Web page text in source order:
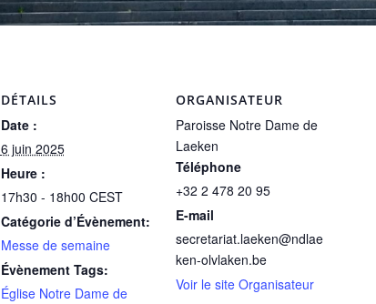
DÉTAILS
Date :
6 juin 2025
Heure :
17h30 - 18h00 CEST
Catégorie d’Évènement:
Messe de semaine
Évènement Tags:
Église Notre Dame de
ORGANISATEUR
Paroisse Notre Dame de
Laeken
Téléphone
+32 2 478 20 95
E-mail
secretariat.laeken@ndlae
ken-olvlaken.be
Voir le site Organisateur